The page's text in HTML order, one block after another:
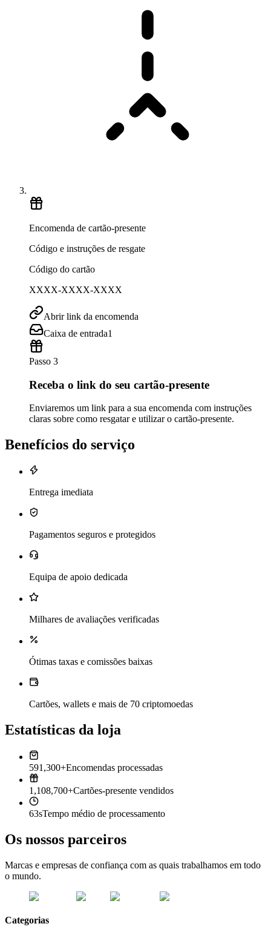
Encomenda de cartão-presente
Código e instruções de resgate
Código do cartão
XXXX-XXXX-XXXX
Abrir link da encomenda
Caixa de entrada1
Passo 3
Receba o link do seu cartão-presente
Enviaremos um link para a sua encomenda com instruções
claras sobre como resgatar e utilizar o cartão-presente.
Benefícios do serviço
Entrega imediata
Pagamentos seguros e protegidos
Equipa de apoio dedicada
Milhares de avaliações verificadas
Ótimas taxas e comissões baixas
Cartões, wallets e mais de 70 criptomoedas
Estatísticas da loja
591,300+Encomendas processadas
1,108,700+Cartões-presente vendidos
63sTempo médio de processamento
Os nossos parceiros
Marcas e empresas de confiança com as quais trabalhamos em todo
o mundo.
Categorias